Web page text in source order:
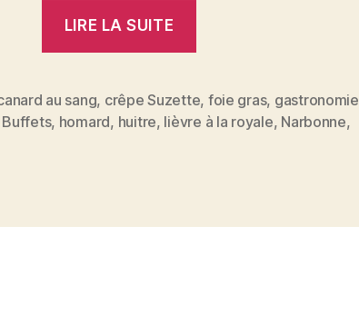
LIRE LA SUITE
soirée
réussie
au sang, crêpe Suzette, foie gras, gastronomie
Buffets, homard, huitre, lièvre à la royale, Narbonne,